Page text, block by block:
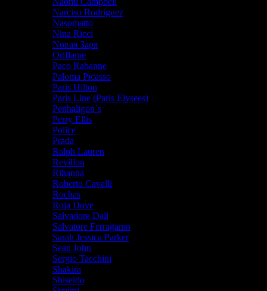
Narciso Rodriguez
Nasomatto
Nina Ricci
Nовая Заря
Oriflame
Paco Rabanne
Paloma Picasso
Paris Hilton
Paris Line (Paris Elysees)
Penhaligon`s
Perry Ellis
Police
Prada
Ralph Lauren
Revillon
Rihanna
Roberto Cavalli
Rochas
Roja Dove
Salvadore Dali
Salvatore Ferragamo
Sarah Jessica Parker
Sean John
Sergio Tacchini
Shakira
Shiseido